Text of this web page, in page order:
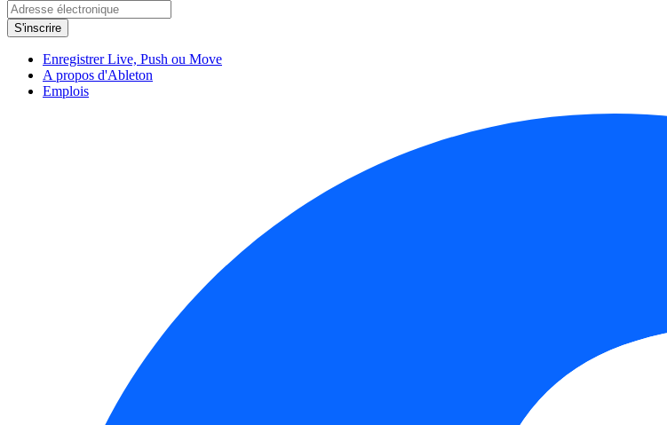
Enregistrer Live, Push ou Move
A propos d'Ableton
Emplois